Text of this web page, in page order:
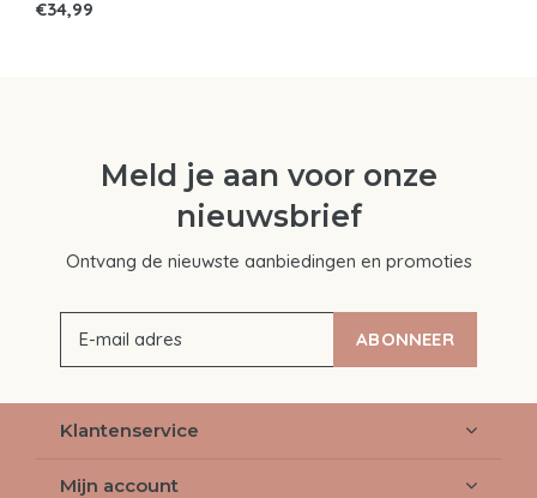
€34,99
Meld je aan voor onze
nieuwsbrief
Ontvang de nieuwste aanbiedingen en promoties
ABONNEER
Klantenservice
Mijn account